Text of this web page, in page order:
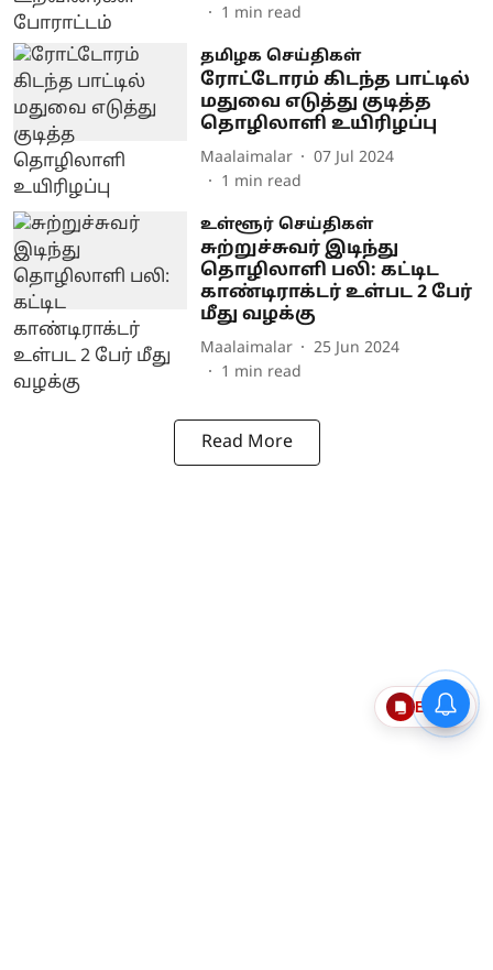
1 min read
தமிழக செய்திகள்
ரோட்டோரம் கிடந்த பாட்டில்
மதுவை எடுத்து குடித்த
தொழிலாளி உயிரிழப்பு
Maalaimalar
07 Jul 2024
1 min read
உள்ளூர் செய்திகள்
சுற்றுச்சுவர் இடிந்து
தொழிலாளி பலி: கட்டிட
காண்டிராக்டர் உள்பட 2 பேர்
மீது வழக்கு
Maalaimalar
25 Jun 2024
1 min read
Read More
Epaper